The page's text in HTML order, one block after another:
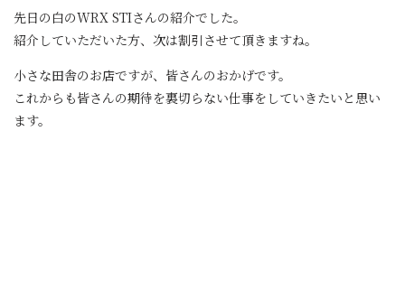
先日の白のWRX STIさんの紹介でした。
紹介していただいた方、次は割引させて頂きますね。
小さな田舎のお店ですが、皆さんのおかげです。
これからも皆さんの期待を裏切らない仕事をしていきたいと思い
ます。